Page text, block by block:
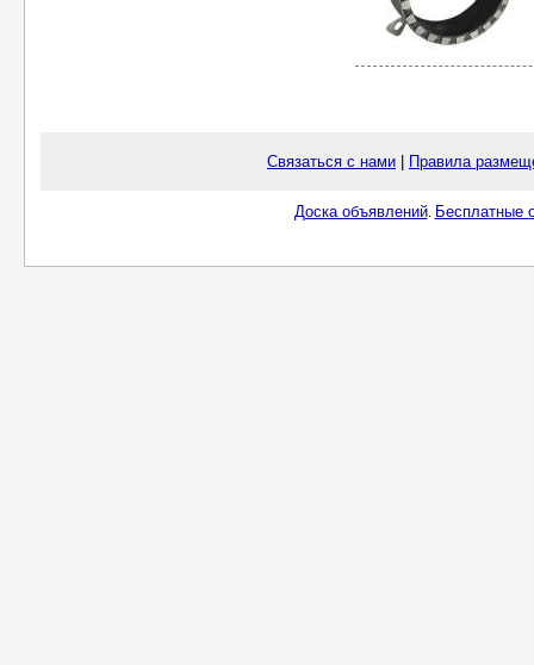
Связаться с нами Правила
Доска объявлений. Бесплатные